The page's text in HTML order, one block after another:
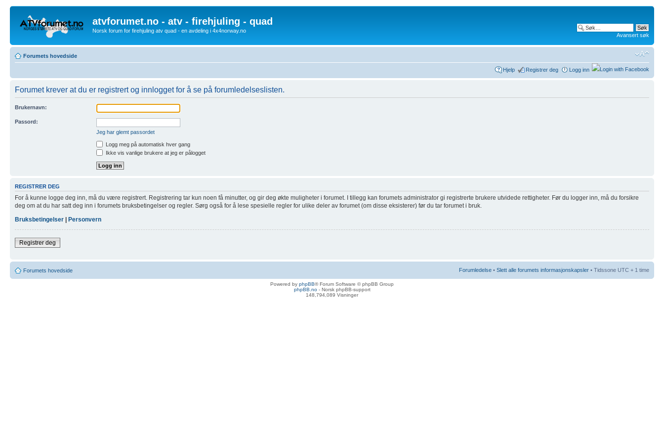
atvforumet.no - atv - firehjuling - quad
Norsk forum for firehjuling atv quad - en avdeling i 4x4norway.no
Avansert søk
Forumets hovedside
Hjelp Registrer deg Logg inn
Forumet krever at du er registrert og innlogget for å se på forumledelseslisten.
Brukernavn:
Passord:
Jeg har glemt passordet
Logg meg på automatisk hver gang
Ikke vis vanlige brukere at jeg er pålogget
REGISTRER DEG
For å kunne logge deg inn, må du være registrert. Registrering tar kun noen få minutter, og gir deg økte muligheter i forumet. I tillegg kan forumets administrator gi registrerte brukere utvidede rettigheter. Før du logger inn, må du forsikre
deg om at du har satt deg inn i forumets bruksbetingelser og regler. Sørg også for å lese spesielle regler for ulike deler av forumet (om disse eksisterer) før du tar forumet i bruk.
Bruksbetingelser
Personvern
Registrer deg
Forumets hovedside Forumledelse • Slett alle forumets informasjonskapsler • Tidssone UTC + 1 time
Powered by phpBB® Forum Software © phpBB Group
phpBB.no- Norsk phpBB-support
148,794,089 Visninger